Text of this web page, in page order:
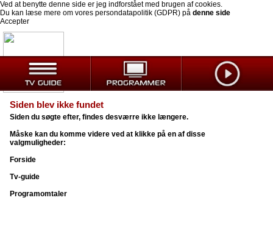
Ved at benytte denne side er jeg indforstået med brugen af cookies.
Du kan læse mere om vores persondatapolitik (GDPR) på denne side
Accepter
Siden blev ikke fundet
Siden du søgte efter, findes desværre ikke længere.
Måske kan du komme videre ved at klikke på en af disse
valgmuligheder:
Forside
Tv-guide
Programomtaler